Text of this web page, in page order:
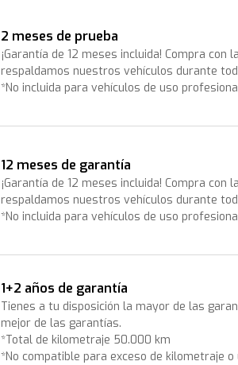
2 meses de prueba
¡Garantía de 12 meses incluida! Compra con
respaldamos nuestros vehículos durante
*No incluida para vehículos de uso
12 meses de garantía
¡Garantía de 12 meses incluida! Compra con
respaldamos nuestros vehículos durante
*No incluida para vehículos de uso
1+2 años de garantía
Tienes a tu disposición la mayor de las
mejor de las garantías.
*Total de kilometraje 50.000 km
*No compatible para exceso de kilometraje